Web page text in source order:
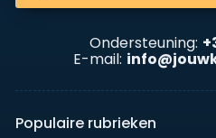
Ondersteuning:
E-mail:
Populaire rubrieken